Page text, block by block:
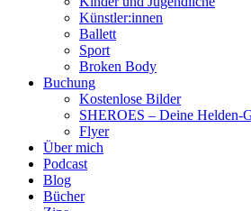
Künstler:innen
Ballett
Sport
Broken Body
Buchung
Kostenlose Bilder
SHEROES – Deine Helden-
Flyer
Über mich
Podcast
Blog
Bücher